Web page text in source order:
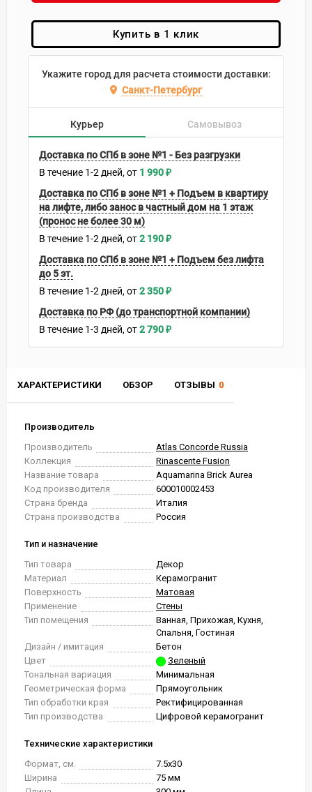
ХАРАКТЕРИСТИКИ ОБЗОР ОТЗЫВЫ 0
Производитель
Производитель
Atlas Concorde Russia
Коллекция
Rinascente Fusion
Название товара
Aquamarina Brick Aurea
Код производителя
600010002453
Страна бренда
Италия
Страна производства
Россия
Тип и назначение
Тип товара
Декор
Материал
Керамогранит
Поверхность
Матовая
Применение
Стены
Тип помещения
Ванная, Прихожая, Кухня,
Спальня, Гостиная
Дизайн / имитация
Бетон
Цвет
Зеленый
Тональная вариация
Минимальная
Геометрическая форма
Прямоугольник
Тип обработки края
Ректифицированная
Тип производства
Цифровой керамогранит
Технические характеристики
Формат, см.
7.5x30
Ширина
75 мм
Купить в 1 клик
Укажите город для расчета стоимости доставки:
Санкт-Петербург
Курьер Самовывоз
Доставка по СПб в зоне №1 - Без разгрузки
В течение 1-2 дней 1 990₽
Доставка по СПб в зоне №1 + Подъем в квартиру
на лифте, либо занос в частный дом на 1 этаж
(пронос не более 30 м)
В течение 1-2 дней 2 190₽
Доставка по СПб в зоне №1 + Подъем без лифта
до 5 эт.
В течение 1-2 дней 2 350₽
Доставка по РФ (до транспортной компании)
В течение 1-3 дней 2 790₽